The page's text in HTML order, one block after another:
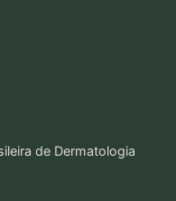
de Dermatologia